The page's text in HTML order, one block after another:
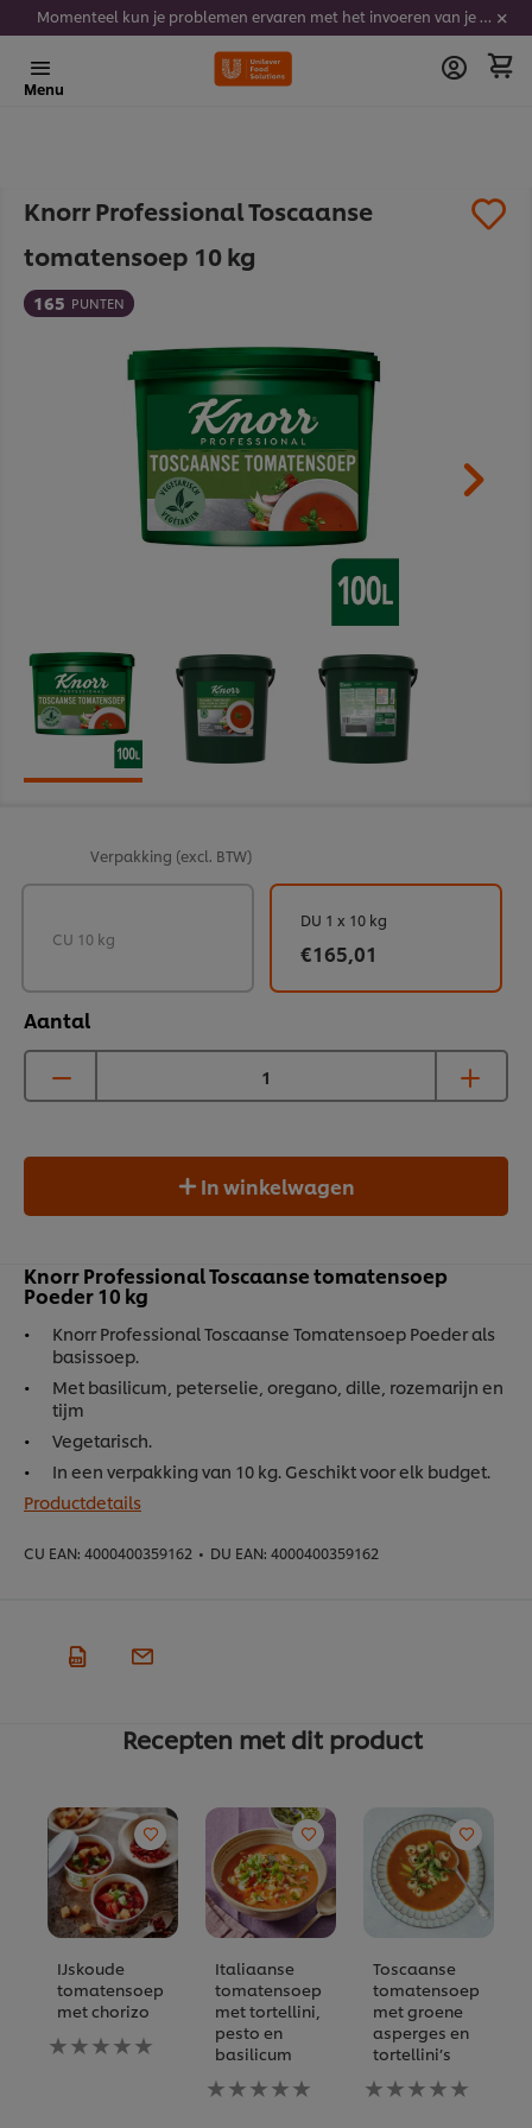
Momenteel kun je problemen ervaren met het invoeren van je stickercodes. We werken er hard aan om dit op te lossen.
Menu
Knorr Professional Toscaanse
tomatensoep 10 kg
165 PUNTEN
Verpakking (excl. BTW)
Aantal
CU 10 kg
DU 1 x 10 kg
€165,01
In winkelwagen
Knorr Professional Toscaanse tomatensoep
Poeder 10 kg
Knorr Professional Toscaanse Tomatensoep Poeder als
basissoep.
Met basilicum, peterselie, oregano, dille, rozemarijn en
tijm
Vegetarisch.
In een verpakking van 10 kg. Geschikt voor elk budget.
Productdetails
CU EAN: 4000400359162 • DU EAN: 4000400359162
Recepten met dit product
IJskoude
tomatensoep
met chorizo
Geen
beoordelingen
Italiaanse
tomatensoep
met tortellini,
pesto en
basilicum
Geen
beoordelingen
Toscaanse
tomatensoep
met groene
asperges en
tortellini’s
Geen
beoordelingen